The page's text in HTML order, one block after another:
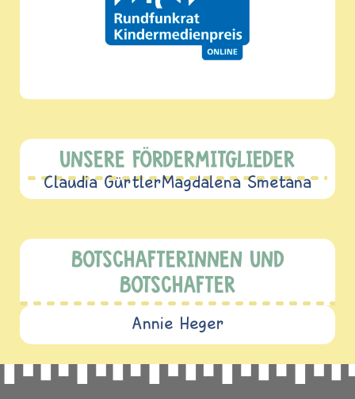
UNSERE FÖRDERMITGLIEDER
Claudia GürtlerMagdalena Smetana
BOTSCHAFTERINNEN UND
BOTSCHAFTER
Annie Heger